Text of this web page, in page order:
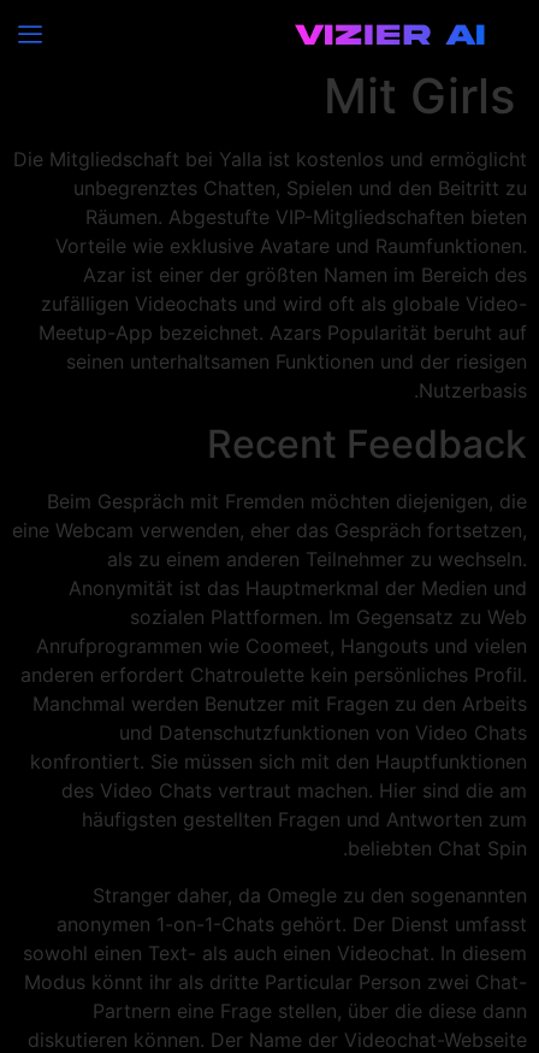
Live Web Cam Chat
Mit Girls
Die Mitgliedschaft bei Yalla ist kostenlos und ermöglicht
unbegrenztes Chatten, Spielen und den Beitritt zu
Räumen. Abgestufte VIP-Mitgliedschaften bieten
Vorteile wie exklusive Avatare und Raumfunktionen.
Azar ist einer der größten Namen im Bereich des
zufälligen Videochats und wird oft als globale Video-
Meetup-App bezeichnet. Azars Popularität beruht auf
seinen unterhaltsamen Funktionen und der riesigen
Nutzerbasis.
Recent Feedback
Beim Gespräch mit Fremden möchten diejenigen, die
eine Webcam verwenden, eher das Gespräch fortsetzen,
als zu einem anderen Teilnehmer zu wechseln.
Anonymität ist das Hauptmerkmal der Medien und
sozialen Plattformen. Im Gegensatz zu Web
Anrufprogrammen wie Coomeet, Hangouts und vielen
anderen erfordert Chatroulette kein persönliches Profil.
Manchmal werden Benutzer mit Fragen zu den Arbeits
und Datenschutzfunktionen von Video Chats
konfrontiert. Sie müssen sich mit den Hauptfunktionen
des Video Chats vertraut machen. Hier sind die am
häufigsten gestellten Fragen und Antworten zum
beliebten Chat Spin.
Stranger daher, da Omegle zu den sogenannten
anonymen 1-on-1-Chats gehört. Der Dienst umfasst
sowohl einen Text- als auch einen Videochat. In diesem
Modus könnt ihr als dritte Particular Person zwei Chat-
Partnern eine Frage stellen, über die diese dann
diskutieren können. Der Name der Videochat-Webseite